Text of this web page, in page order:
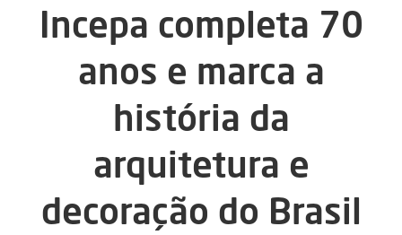
Incepa completa 70
anos e marca a
história da
arquitetura e
decoração do Brasil